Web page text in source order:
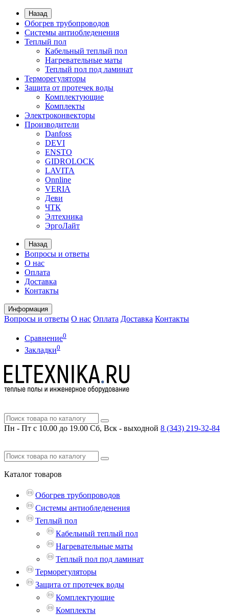
Назад
Обогрев трубопроводов
Системы антиобледенения
Теплый пол
Кабельный теплый пол
Нагревательные маты
Теплый пол под ламинат
Терморегуляторы
Защита от протечек воды
Комплектующие
Комплекты
Электроконвекторы
Производители
Danfoss
DEVI
ENSTO
GIDROLOCK
LAVITA
Onnline
VERIA
Деви
ЧТК
Элтехника
ЭргоЛайт
Назад
Вопросы и ответы
О нас
Оплата
Доставка
Контакты
Информация
Вопросы и ответы О нас Оплата Доставка Контакты
Сравнение0
Закладки0
Пн - Пт с 10.00 до 19.00 Сб, Вск - выходной 8 (343) 219-32-84
Каталог товаров
Обогрев трубопроводов
Системы антиобледенения
Теплый пол
Кабельный теплый пол
Нагревательные маты
Теплый пол под ламинат
Терморегуляторы
Защита от протечек воды
Комплектующие
Комплекты